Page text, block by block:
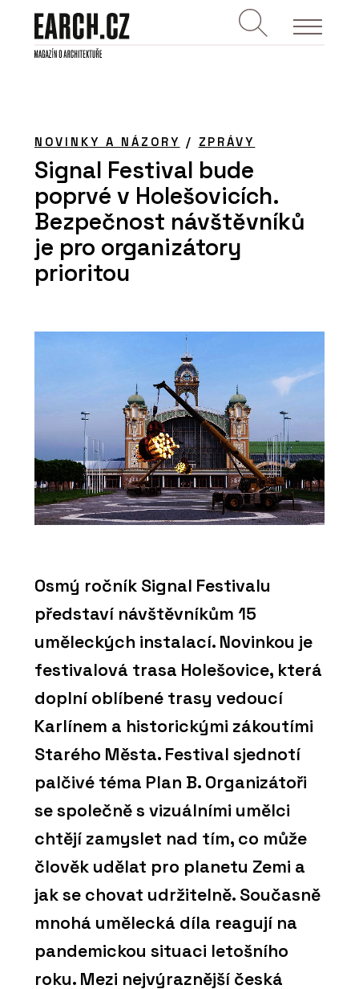
NOVINKY A NÁZORY / ZPRÁVY
Signal Festival bude
poprvé v Holešovicích.
Bezpečnost návštěvníků
je pro organizátory
prioritou
Osmý ročník Signal Festivalu
představí návštěvníkům 15
uměleckých instalací. Novinkou je
festivalová trasa Holešovice, která
doplní oblíbené trasy vedoucí
Karlínem a historickými zákoutími
Starého Města. Festival sjednotí
palčivé téma Plan B. Organizátoři
se společně s vizuálními umělci
chtějí zamyslet nad tím, co může
člověk udělat pro planetu Zemi a
jak se chovat udržitelně. Současně
mnohá umělecká díla reagují na
pandemickou situaci letošního
roku. Mezi nejvýraznější česká